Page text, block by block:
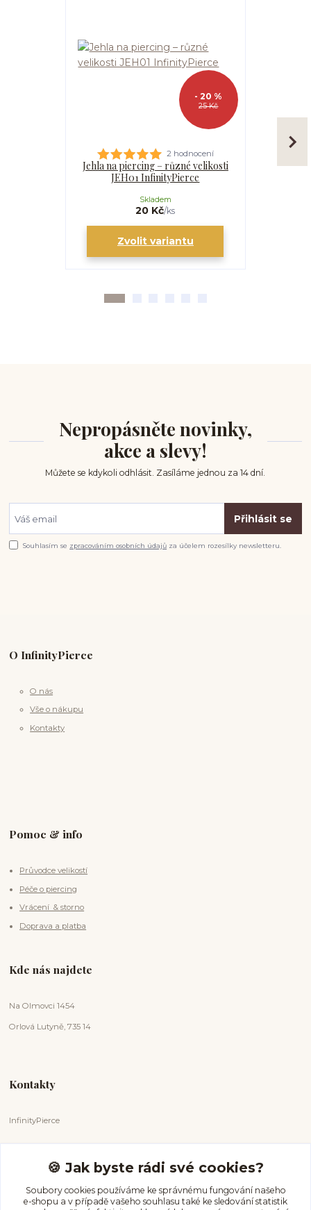
25 Kč
- 20 %
2 hodnocení
Jehla na piercing – různé velikosti
JEH01 InfinityPierce
20 Kč/ks
Skladem
Zvolit variantu
Nepropásněte novinky,
akce a slevy!
Můžete se kdykoli odhlásit. Zasíláme jednou za 14 dní.
Přihlásit se
Souhlasím se zpracováním osobních údajů za účelem rozesílky newsletteru.
O InfinityPierce
O nás
Vše o nákupu
Kontakty
Pomoc & info
Průvodce velikostí
Péče o piercing
Vrácení & storno
Doprava a platba
Kde nás najdete
Na Olmovci 1454
Orlová Lutyně, 735 14
Kontakty
InfinityPierce
+420 731 681 038
(Po-Ne, 9-18 hod.)
info@infinitypierce.cz
🍪 Jak byste rádi své cookies?
Soubory cookies používáme ke správnému fungování našeho
e-shopu a v případě vašeho souhlasu také ke sledování statistik